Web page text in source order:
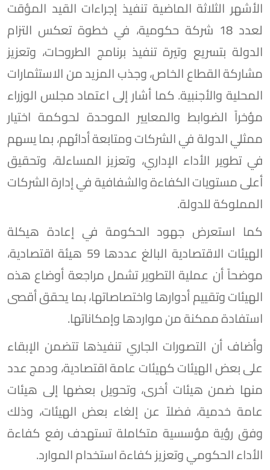
الأشهر الثلاثة الماضية تنفيذ إجراءات القيد المؤقت
لعدد 18 شركة حكومية، في خطوة تعكس التزام
الدولة بتسريع وتيرة تنفيذ برنامج الطروحات، وتعزيز
مشاركة القطاع الخاص، وجذب المزيد من الاستثمارات
المحلية والأجنبية. كما أشار إلى اعتماد مجلس الوزراء
مؤخراً الضوابط والمعايير الموحدة لحوكمة اختيار
ممثلي الدولة في الشركات ومتابعة أدائهم، بما يسهم
في تطوير الأداء الإداري، وتعزيز المساءلة، وتحقيق
أعلى مستويات الكفاءة والشفافية في إدارة الشركات
المملوكة للدولة.
كما استعرض جهود الحكومة في إعادة هيكلة
الهيئات الاقتصادية البالغ عددها 59 هيئة اقتصادية،
موضحاً أن عملية التطوير تشمل مراجعة أوضاع هذه
الهيئات وتقييم أدوارها واختصاصاتها، بما يحقق أقصى
استفادة ممكنة من مواردها وإمكاناتها.
وأضاف أن التصورات الجاري تنفيذها تتضمن الإبقاء
على بعض الهيئات كهيئات عامة اقتصادية، ودمج عدد
منها ضمن هيئات أخرى، وتحويل بعضها إلى هيئات
عامة خدمية، فضلاً عن إلغاء بعض الهيئات، وذلك
وفق رؤية مؤسسية متكاملة تستهدف رفع كفاءة
الأداء الحكومي وتعزيز كفاءة استخدام الموارد.